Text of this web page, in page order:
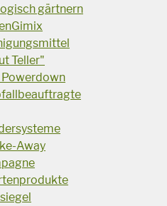
gärtnern
Teller"
Powerdown
Away